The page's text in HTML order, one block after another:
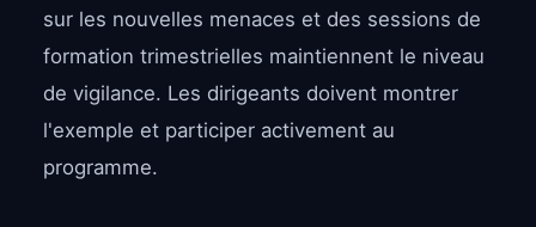
sur les nouvelles menaces et des sessions de
formation trimestrielles maintiennent le niveau
de vigilance. Les dirigeants doivent montrer
l'exemple et participer activement au
programme.